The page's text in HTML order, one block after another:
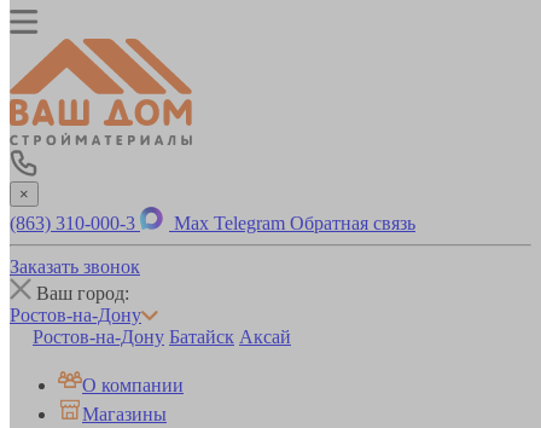
×
(863) 310-000-3 Max Telegram Обратная связь
Заказать звонок
Ваш город:
Ростов-на-Дону
Ростов-на-Дону Батайск Аксай
О компании
Магазины